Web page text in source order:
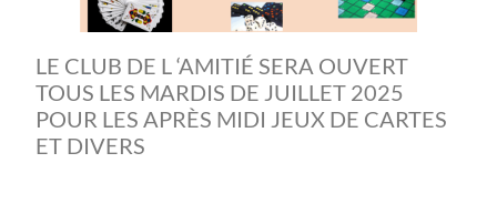
LE CLUB DE L ‘AMITIÉ SERA OUVERT
TOUS LES MARDIS DE JUILLET 2025
POUR LES APRÈS MIDI JEUX DE CARTES
ET DIVERS